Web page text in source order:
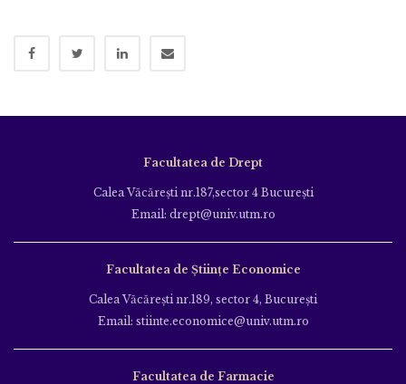
Facultatea de Drept
Calea Văcăreşti nr.187,sector 4 Bucureşti
Email: drept@univ.utm.ro
Facultatea de Științe Economice
Calea Văcăreşti nr.189, sector 4, Bucureşti
Email: stiinte.economice@univ.utm.ro
Facultatea de Farmacie